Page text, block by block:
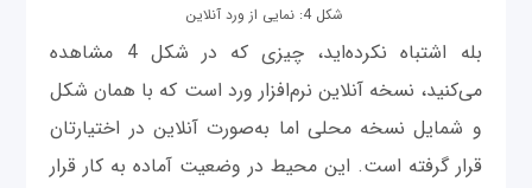
شکل 4: نمایی از ورد آنلاین
بله اشتباه نکرده‌اید، چیزی که در شکل 4 مشاهده
می‌کنید، نسخه آنلاین نرم‌افزار ورد است که با همان شکل
و شمایل نسخه محلی اما به‌صورت آنلاین در اختیارتان
قرار گرفته است. این محیط در وضعیت آماده به کار قرار